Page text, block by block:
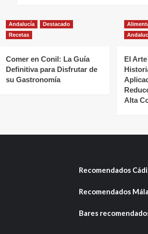
Andalucía
Destacado
Recetas
Comer en Conil: La Guía
Definitiva para Disfrutar de
su Gastronomía
El
Alta
Recomendados
Recomendados
Bares